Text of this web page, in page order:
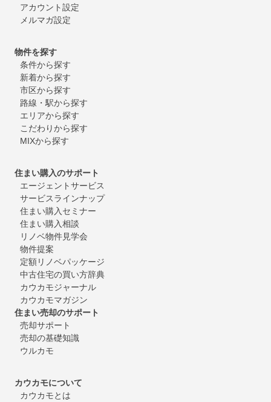
アカウント設定
メルマガ設定
物件を探す
条件から探す
新着から探す
市区から探す
路線・駅から探す
エリアから探す
こだわりから探す
MIXから探す
住まい購入のサポート
エージェントサービス
サービスラインナップ
住まい購入セミナー
住まい購入相談
リノベ物件見学会
物件提案
定額リノベパッケージ
中古住宅の買い方辞典
カウカモジャーナル
カウカモマガジン
住まい売却のサポート
売却サポート
売却の基礎知識
ウルカモ
カウカモについて
カウカモとは